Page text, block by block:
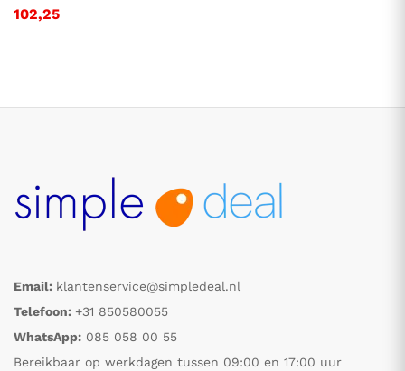
102,25
Email: klantenservice@simpledeal.nl
Telefoon: +31 850580055
WhatsApp: 085 058 00 55
Bereikbaar op werkdagen tussen 09:00 en 17:00 uur